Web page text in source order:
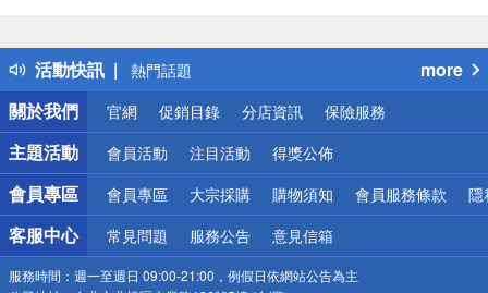
活動快訊
得獎公告
熱門話題
銀行優惠
偏遠地區配送
詐騙網頁！請小心！
more
關於我們
官網 促銷目錄 分店資訊 保險服務
主題活動 會員活動 注目活動 得獎公佈
會員專區 會員專區 大宗採購 購物須知 會員服務條款 隱
客服中心 常見問題 服務公告 意見信箱
服務時間： 週一至週日 09:00-21:00，例假日依網站公告為主